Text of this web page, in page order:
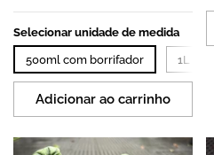
Selecionar unidade de medida
500ml com borrifador 1L
Adicionar ao carrinho